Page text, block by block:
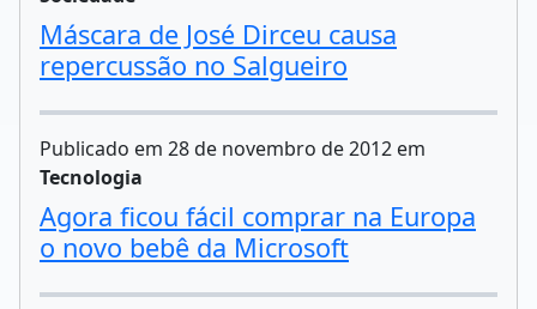
Máscara de José Dirceu causa
repercussão no Salgueiro
Publicado em 28 de novembro de 2012 em
Tecnologia
Agora ficou fácil comprar na Europa
o novo bebê da Microsoft